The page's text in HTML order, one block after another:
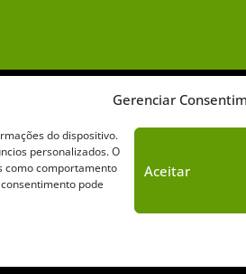
Gerenciar
do dispositivo.
personalizados. O
como comportamento
pode
Aceitar
Sobre o Cavalus